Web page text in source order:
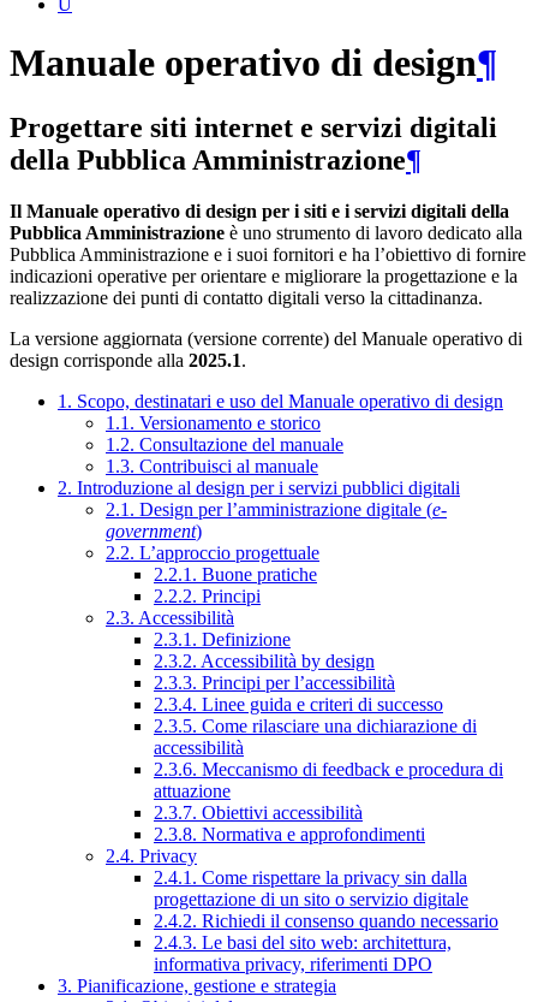
U
Manuale operativo di design¶
Progettare siti internet e servizi digitali
della Pubblica Amministrazione¶
Il Manuale operativo di design per i siti e i servizi digitali della
Pubblica Amministrazione è uno strumento di lavoro dedicato alla
Pubblica Amministrazione e i suoi fornitori e ha l’obiettivo di fornire
indicazioni operative per orientare e migliorare la progettazione e la
realizzazione dei punti di contatto digitali verso la cittadinanza.
La versione aggiornata (versione corrente) del Manuale operativo di
design corrisponde alla 2025.1.
1. Scopo, destinatari e uso del Manuale operativo di design
1.1. Versionamento e storico
1.2. Consultazione del manuale
1.3. Contribuisci al manuale
2. Introduzione al design per i servizi pubblici digitali
2.1. Design per l’amministrazione digitale (e-
government)
2.2. L’approccio progettuale
2.2.1. Buone pratiche
2.2.2. Principi
2.3. Accessibilità
2.3.1. Definizione
2.3.2. Accessibilità by design
2.3.3. Principi per l’accessibilità
2.3.4. Linee guida e criteri di successo
2.3.5. Come rilasciare una dichiarazione di
accessibilità
2.3.6. Meccanismo di feedback e procedura di
attuazione
2.3.7. Obiettivi accessibilità
2.3.8. Normativa e approfondimenti
2.4. Privacy
2.4.1. Come rispettare la privacy sin dalla
progettazione di un sito o servizio digitale
2.4.2. Richiedi il consenso quando necessario
2.4.3. Le basi del sito web: architettura,
informativa privacy, riferimenti DPO
3. Pianificazione, gestione e strategia